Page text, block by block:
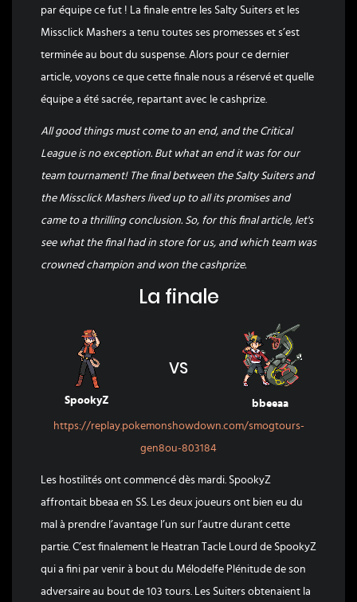
par équipe ce fut ! La finale entre les Salty Suiters et les
Missclick Mashers a tenu toutes ses promesses et s’est
terminée au bout du suspense. Alors pour ce dernier
article, voyons ce que cette finale nous a réservé et quelle
équipe a été sacrée, repartant avec le cashprize.
All good things must come to an end, and the Critical
League is no exception. But what an end it was for our
team tournament! The final between the Salty Suiters and
the Missclick Mashers lived up to all its promises and
came to a thrilling conclusion. So, for this final article, let's
see what the final had in store for us, and which team was
crowned champion and won the cashprize.
La finale
SpookyZ
VS
bbeeaa
https://replay.pokemonshowdown.com/smogtours-
gen8ou-803184
Les hostilités ont commencé dès mardi. SpookyZ
affrontait bbeaa en SS. Les deux joueurs ont bien eu du
mal à prendre l’avantage l’un sur l’autre durant cette
partie. C’est finalement le Heatran Tacle Lourd de SpookyZ
qui a fini par venir à bout du Mélodelfe Plénitude de son
adversaire au bout de 103 tours. Les Suiters obtenaient la